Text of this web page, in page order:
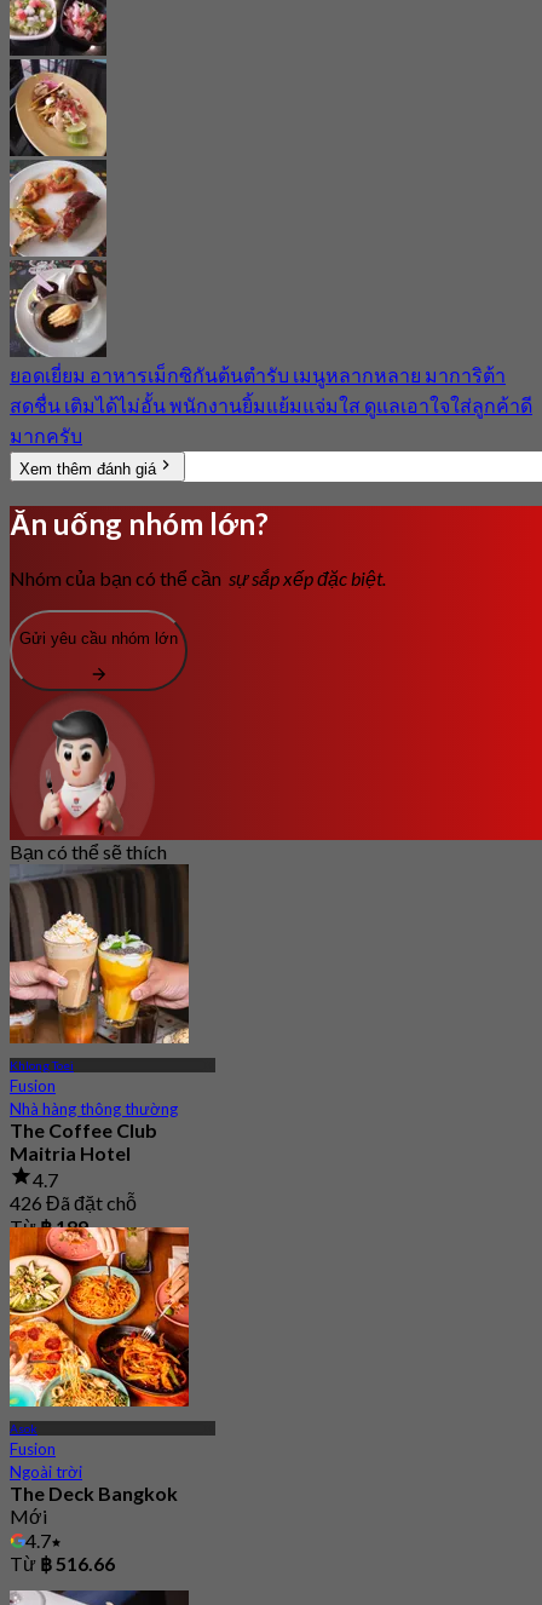
ยอดเยี่ยม อาหารเม็กซิกันต้นตำรับ เมนูหลากหลาย มาการิต้า
สดชื่น เติมได้ไม่อั้น พนักงานยิ้มแย้มแจ่มใส ดูแลเอาใจใส่ลูกค้าดี
มากครับ
Xem thêm đánh giá
Ăn uống nhóm lớn?
Nhóm của bạn có thể cần sự sắp xếp đặc biệt.
Gửi yêu cầu nhóm lớn
Bạn có thể sẽ thích
Khlong Toei
Fusion
Nhà hàng thông thường
The Coffee Club
Maitria Hotel
4.7
426 Đã đặt chỗ
Từ฿ 189
Asok
Fusion
Ngoài trời
The Deck Bangkok
Mới
4.7
Từ ฿ 516.66